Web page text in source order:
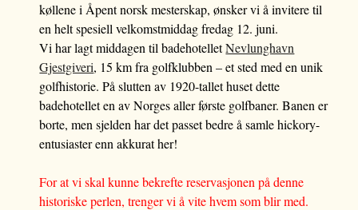
køllene i Åpent norsk mesterskap, ønsker vi å invitere til
en helt spesiell velkomstmiddag fredag 12. juni.
Vi har lagt middagen til badehotelletNevlunghavn
Gjestgiveri, 15 km fra golfklubben – et sted med en unik
golfhistorie. På slutten av 1920-tallet huset dette
badehotellet en av Norges aller første golfbaner. Banen er
borte, men sjelden har det passet bedre å samle hickory-
entusiaster enn akkurat her!
For at vi skal kunne bekrefte reservasjonen på denne
historiske perlen, trenger vi å vite hvem som blir med.